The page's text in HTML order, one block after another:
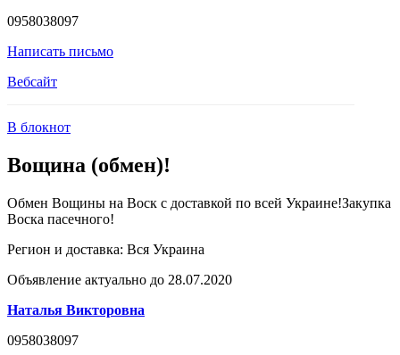
0958038097
Написать письмо
Вебсайт
В блокнот
Вощина (обмен)!
Обмен Вощины на Воск с доставкой по всей Украине!Закупка
Воска пасечного!
Регион и доставка: Вся Украина
Объявление актуально до 28.07.2020
Наталья Викторовна
0958038097